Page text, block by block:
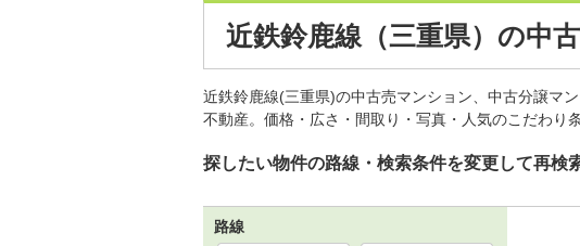
近鉄鈴鹿線（三重県）の中
近鉄鈴鹿線(三重県)の中古売マンション、中古分譲マ
不動産。価格・広さ・間取り・写真・人気のこだわり
探したい物件の路線・検索条件を変更して再検
路線